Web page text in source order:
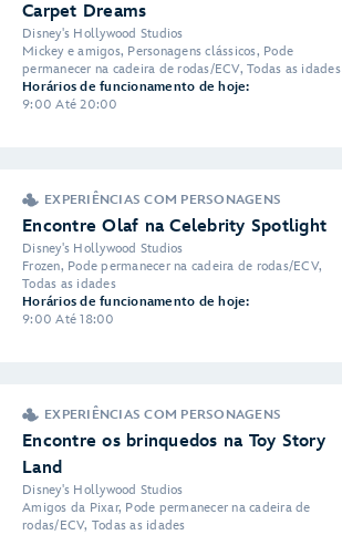
Carpet Dreams
Disney's Hollywood Studios
Mickey e amigos, Personagens clássicos, Pode
permanecer na cadeira de rodas/ECV, Todas as idades
Horários de funcionamento de hoje:
9:00 Até 20:00
EXPERIÊNCIAS COM PERSONAGENS
Encontre Olaf na Celebrity Spotlight
Disney's Hollywood Studios
Frozen, Pode permanecer na cadeira de rodas/ECV,
Todas as idades
Horários de funcionamento de hoje:
9:00 Até 18:00
EXPERIÊNCIAS COM PERSONAGENS
Encontre os brinquedos na Toy Story
Land
Disney's Hollywood Studios
Amigos da Pixar, Pode permanecer na cadeira de
rodas/ECV, Todas as idades